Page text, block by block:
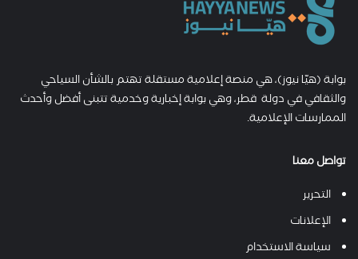
بوابة (هيّا نيوز)، هي منصة إعلامية مستقلة تهتم بالشأن السياحي
والثقافي في دولة قطر، وهي بوابة إخبارية وخدمية تتبنى أفضل وأحدث
الممارسات الإعلامية.
تواصل معنا
التحرير
الإعلانات
سياسة الاستخدام